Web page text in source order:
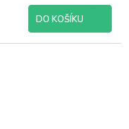
DO KOŠÍKU